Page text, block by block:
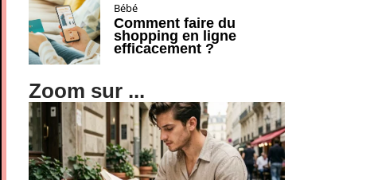
Bébé
Comment faire du
shopping en ligne
efficacement ?
Zoom sur ...